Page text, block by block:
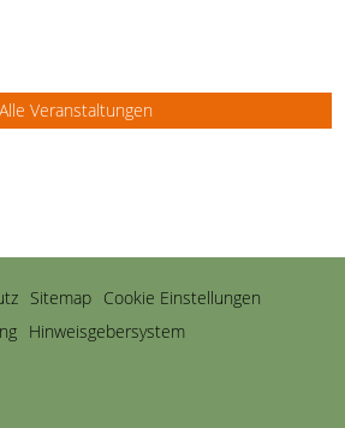
Alle Veranstaltungen
Sitemap Cookie Einstellungen
Hinweisgebersystem